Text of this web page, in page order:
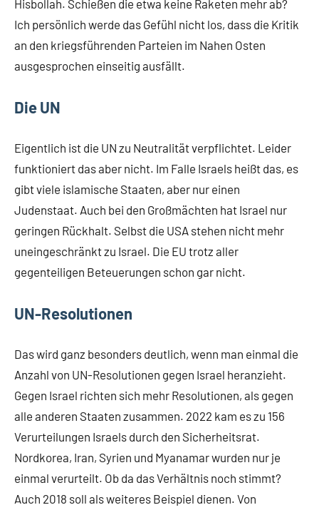
Hisbollah. Schießen die etwa keine Raketen mehr ab?
Ich persönlich werde das Gefühl nicht los, dass die Kritik
an den kriegsführenden Parteien im Nahen Osten
ausgesprochen einseitig ausfällt.
Die UN
Eigentlich ist die UN zu Neutralität verpflichtet. Leider
funktioniert das aber nicht. Im Falle Israels heißt das, es
gibt viele islamische Staaten, aber nur einen
Judenstaat. Auch bei den Großmächten hat Israel nur
geringen Rückhalt. Selbst die USA stehen nicht mehr
uneingeschränkt zu Israel. Die EU trotz aller
gegenteiligen Beteuerungen schon gar nicht.
UN-Resolutionen
Das wird ganz besonders deutlich, wenn man einmal die
Anzahl von UN-Resolutionen gegen Israel heranzieht.
Gegen Israel richten sich mehr Resolutionen, als gegen
alle anderen Staaten zusammen. 2022 kam es zu 156
Verurteilungen Israels durch den Sicherheitsrat.
Nordkorea, Iran, Syrien und Myanamar wurden nur je
einmal verurteilt. Ob da das Verhältnis noch stimmt?
Auch 2018 soll als weiteres Beispiel dienen. Von